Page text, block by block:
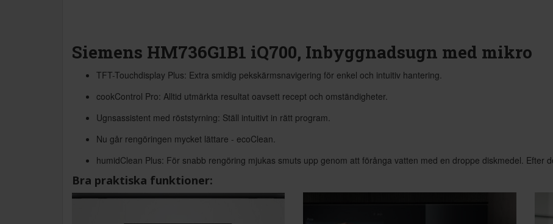
Siemens HM736G1B1 iQ700, Inbyggnadsugn med mikro
TFT-Touchdisplay Plus: Extra smidig pekskärmsnavigering för enkel och intuitiv hantering.
cookControl Pro: Alltid utmärkta resultat oavsett recept och omständigheter.
Ugnsassistent med röststyrning: Ställ intuitivt in rätt program.
Nu går rengöringen mycket lättare - ecoClean.
humidClean Plus: För snabb rengöring mjukas smuts upp genom att förånga vatten med en droppe diskmedel. Efter
Bra praktiska funktioner: